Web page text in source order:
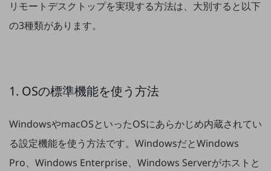
セキュリティ
その他のお悩みはこちら
小売・卸売業
運輸業
建設業
地域産業
リモートデスクトップを実現する方法は、大別すると以下
の3種類があります。
1. OSの標準機能を使う方法
WindowsやmacOSといったOSにあらかじめ内蔵されてい
る設定機能を使う方法です。WindowsだとWindows
Pro、Windows Enterprise、Windows Serverがホストと